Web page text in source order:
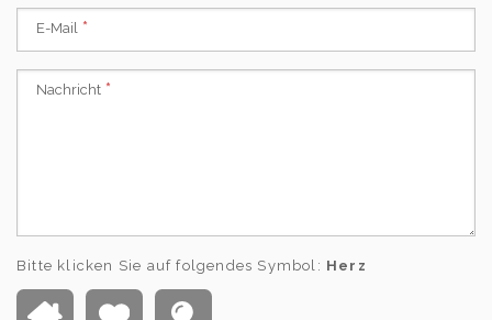
E-Mail
Nachricht
Bitte klicken Sie auf folgendes Symbol: Herz